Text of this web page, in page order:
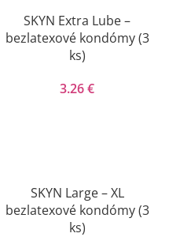
SKYN Extra Lube –
bezlatexové kondómy (3
ks)
3.26€
SKYN Large – XL
bezlatexové kondómy (3
ks)